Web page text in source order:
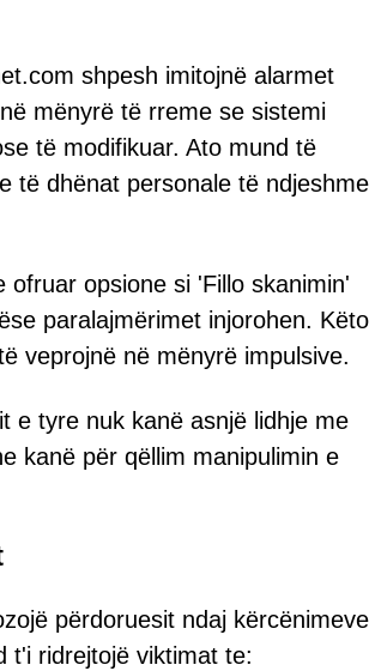
shpesh imitojnë alarmet
mënyrë të rreme se sistemi
të modifikuar. Ato mund të
të dhënat personale të ndjeshme
opsione si 'Fillo skanimin'
paralajmërimet injorohen. Këto
veprojnë në mënyrë impulsive.
e tyre nuk kanë asnjë lidhje me
kanë për qëllim manipulimin e
përdoruesit ndaj kërcënimeve
t'i ridrejtojë viktimat te: